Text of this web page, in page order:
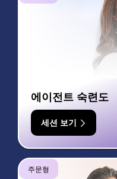
에이전트 숙련도
세션 보기
주문형